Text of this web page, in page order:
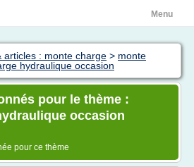
Menu
articles : monte charge > monte
hydraulique occasion
pour le thème :
occasion
pour ce thème